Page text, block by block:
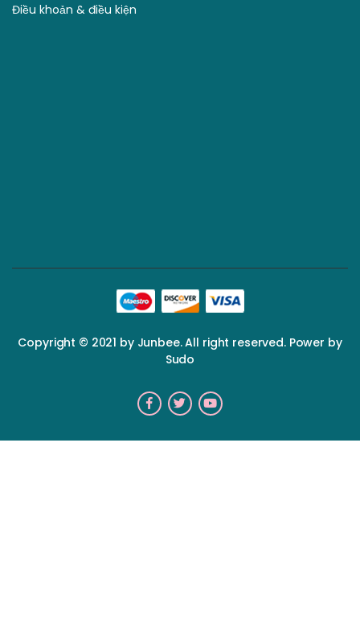
Điều khoản & điều kiện
Copyright © 2021 by Junbee. All right reserved. Power by
Sudo